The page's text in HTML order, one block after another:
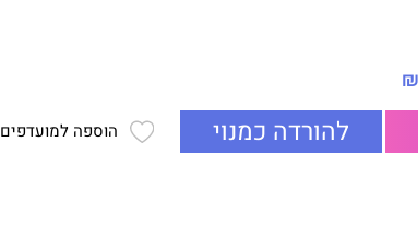
להורדה כמנוי הוספה למועדפים